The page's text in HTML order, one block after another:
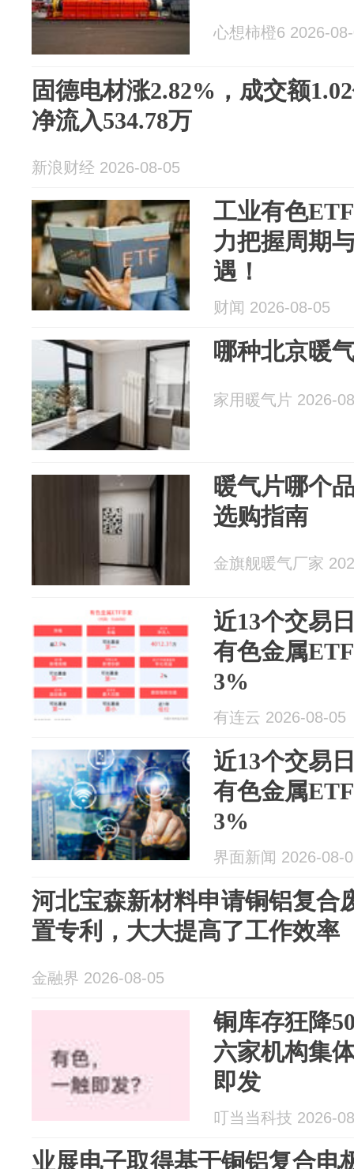
心想柿橙6 2026-
固德电材涨2.82%，成交额
净流入534.78万
新浪财经 2026-08-05
工业有色
力把握周期
遇！
财闻 2026-08-05
哪种北京暖
家用暖气片 2026-
暖气片哪个
选购指南
金旗舰暖气厂家
近13个交易
有色金属
3%
有连云 2026-08-05
近13个交易
有色金属
3%
界面新闻 2026-08-
河北宝森新材料申请铜铝复合
置专利，大大提高了工作效率
金融界 2026-08-05
铜库存狂降
六家机构集
即发
叮当当科技 2026-
业展电子取得基于铜铝复合电